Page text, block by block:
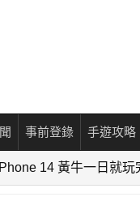
事前登錄 手遊攻略
14 黃牛一日就玩